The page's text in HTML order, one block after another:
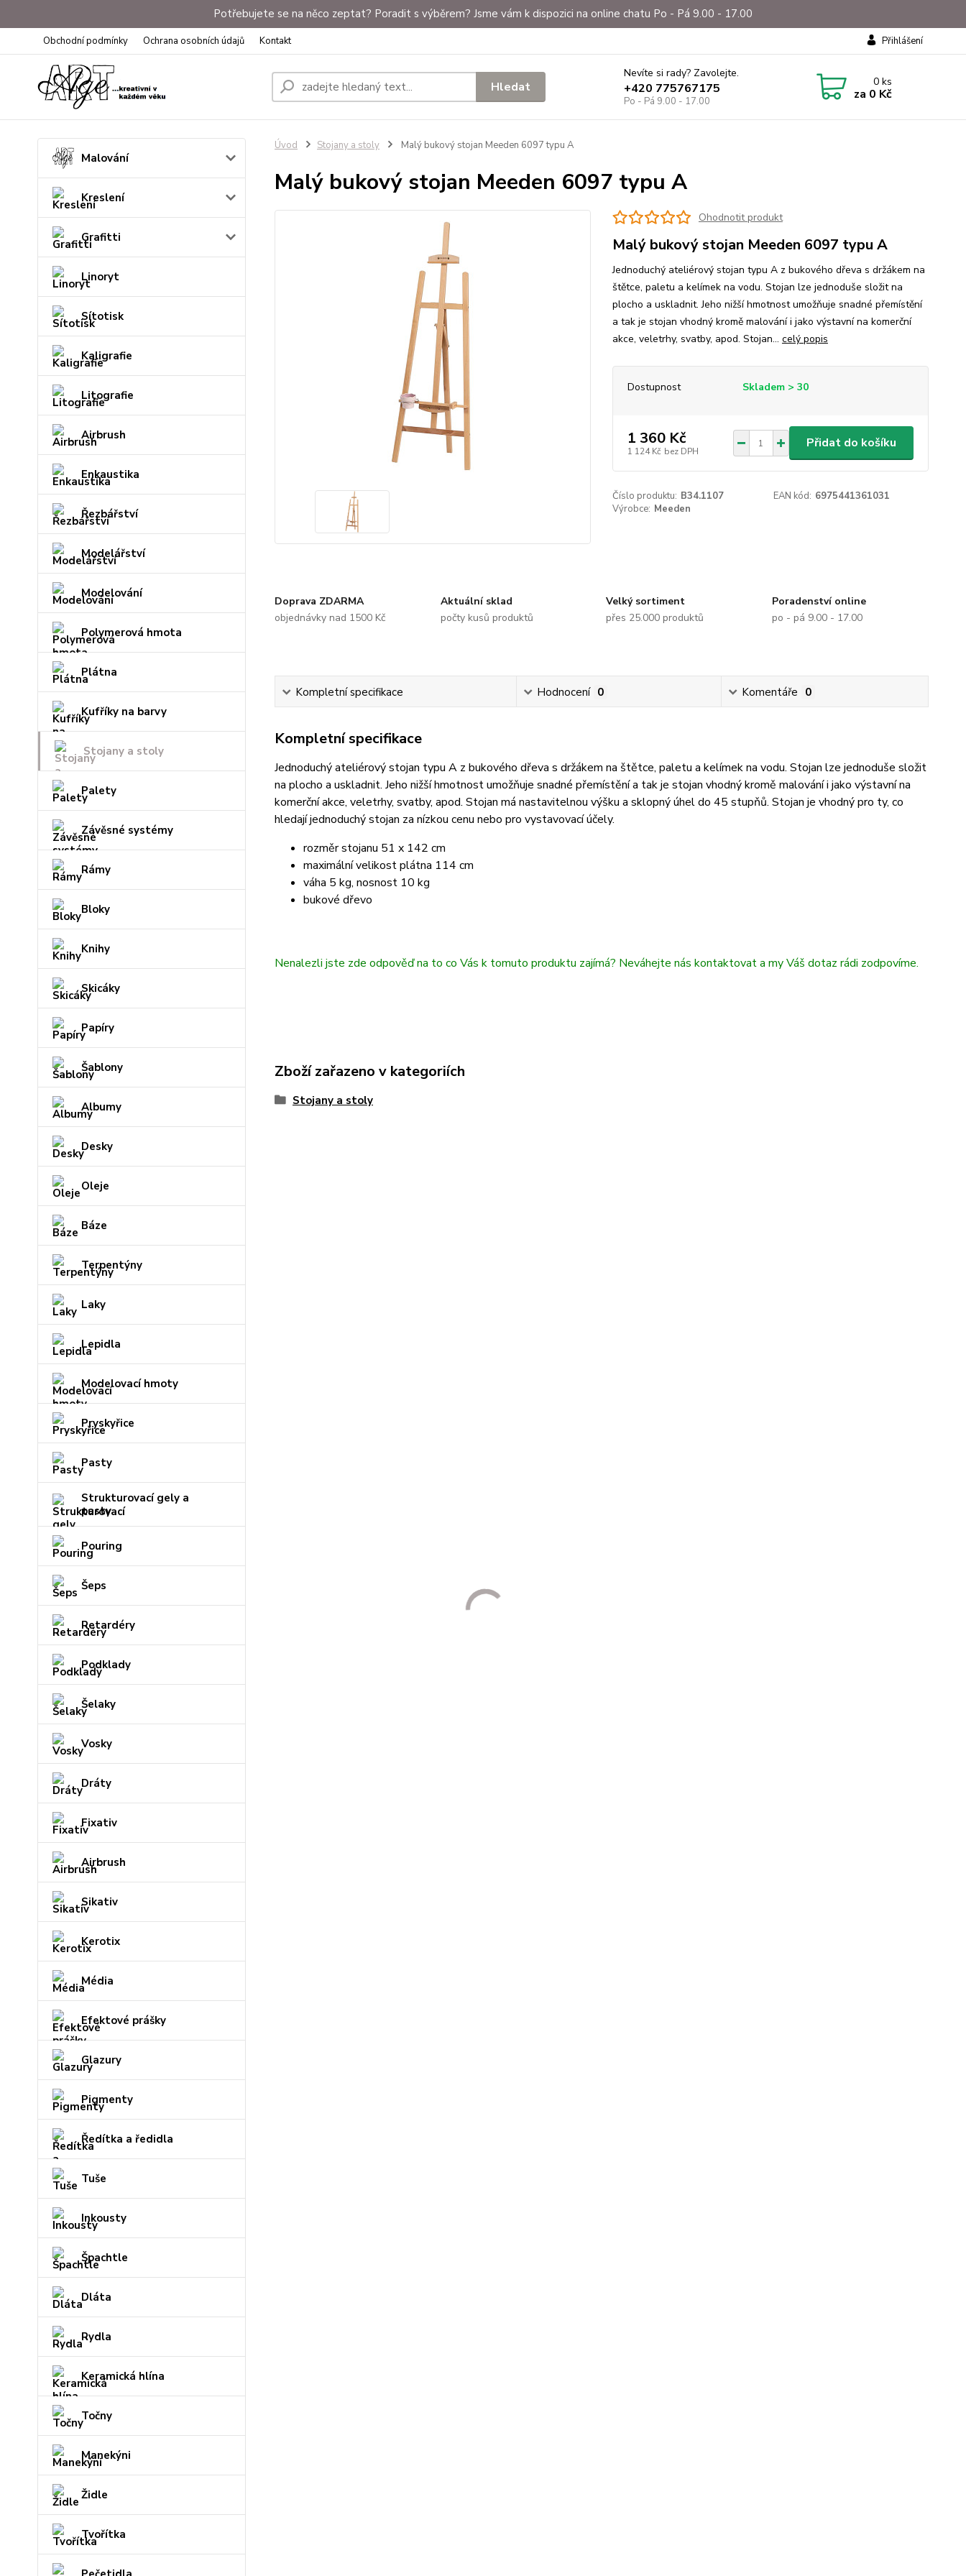
Potřebujete se na něco zeptat? Poradit s výběrem? Jsme vám k dispozici na online chatu Po - Pá 9.00 - 17.00
Obchodní podmínky Ochrana osobních údajů Kontakt Přihlášení
Hledat
Nevíte si rady? Zavolejte.
+420 775767175
Po - Pá 9.00 - 17.00
0ks
za 0 Kč
Malování
Kreslení
Grafitti
Linoryt
Sítotisk
Kaligrafie
Litografie
Airbrush
Enkaustika
Řezbářství
Modelářství
Modelování
Polymerová hmota
Plátna
Kufříky na barvy
Stojany a stoly
Palety
Závěsné systémy
Rámy
Bloky
Knihy
Skicáky
Papíry
Šablony
Albumy
Desky
Oleje
Báze
Terpentýny
Laky
Lepidla
Modelovací hmoty
Pryskyřice
Pasty
Strukturovací gely a
pasty
Pouring
Šeps
Retardéry
Podklady
Šelaky
Vosky
Dráty
Fixativ
Airbrush
Sikativ
Kerotix
Média
Efektové prášky
Glazury
Pigmenty
Ředítka a ředidla
Tuše
Inkousty
Špachtle
Dláta
Rydla
Keramická hlína
Točny
Manekýni
Židle
Tvořítka
Úvod Stojany a stoly Malý bukový stojan Meeden 6097 typu A
Malý bukový stojan Meeden 6097 typu A
Ohodnotit produkt
Malý bukový stojan Meeden 6097 typu A
Jednoduchý ateliérový stojan typu A z bukového dřeva s držákem na
štětce, paletu a kelímek na vodu. Stojan lze jednoduše složit na
plocho a uskladnit. Jeho nižší hmotnost umožňuje snadné přemístění
a tak je stojan vhodný kromě malování i jako výstavní na komerční
akce, veletrhy, svatby, apod. Stojan... celý popis
Dostupnost Skladem > 30
1 360 Kč
1 124 Kč bez DPH
Přidat do košíku
Číslo produktu: B34.1107 EAN kód: 6975441361031
Výrobce: Meeden
Doprava ZDARMA
objednávky nad 1500 Kč
Aktuální sklad
počty kusů produktů
Velký sortiment
přes 25.000 produktů
Poradenství online
po - pá 9.00 - 17.00
Kompletní specifikace Hodnocení 0 Komentáře 0
Kompletní specifikace
Jednoduchý ateliérový stojan typu A z bukového dřeva s držákem na štětce, paletu a kelímek na vodu. Stojan lze jednoduše složit
na plocho a uskladnit. Jeho nižší hmotnost umožňuje snadné přemístění a tak je stojan vhodný kromě malování i jako výstavní na
komerční akce, veletrhy, svatby, apod. Stojan má nastavitelnou výšku a sklopný úhel do 45 stupňů. Stojan je vhodný pro ty, co
hledají jednoduchý stojan za nízkou cenu nebo pro vystavovací účely.
rozměr stojanu 51 x 142 cm
maximální velikost plátna 114 cm
váha 5 kg, nosnost 10 kg
bukové dřevo
Nenalezli jste zde odpověď na to co Vás k tomuto produktu zajímá? Neváhejte nás kontaktovat a my Váš dotaz rádi zodpovíme.
Zboží zařazeno v kategoriích
Stojany a stoly